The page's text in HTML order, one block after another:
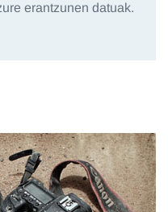
erantzunen datuak.